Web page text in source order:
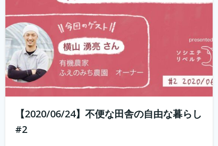
【2020/06/24】不便な田舎の自由な暮らし
#2
もしかして田舎のことを、遠いしコンビニないし仕事も無
いし、なんて思ってませんか？ 兵庫県丹波地域は「都会に
近い田舎」、住んでみるとあんがい不便を感じない。い
や、むしろ不便を楽しみ、自由に生きている人たちがい
る。 「不便な田舎の自由な暮らし」...続きを読む